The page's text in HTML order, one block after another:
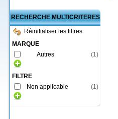
RECHERCHE MULTICRITERES
Réinitialiser les filtres.
MARQUE
Autres
(1)
FILTRE
Non applicable
(1)